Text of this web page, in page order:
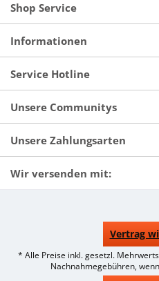
Shop Service
Informationen
Service Hotline
Unsere Communitys
Unsere Zahlungsarten
Wir versenden mit:
Vertrag
* Alle Preise inkl. gesetzl.
Nachnahmegebühren,